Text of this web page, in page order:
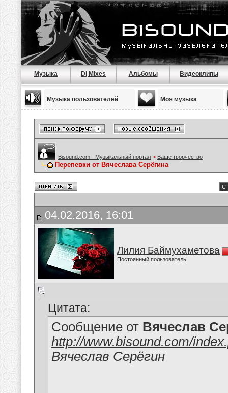
Музыка Dj Mixes Альбомы Видеоклипы
Музыка пользователей Моя музыка
Bisound.com - Музыкальный портал > Ваше творчество
Перепевки от Вячеслава Серёгина
04.02.2016, 16:01
Лилия Баймухаметова
Постоянный пользователь
Цитата:
Сообщение от Вячеслав
http://www.bisound.com/
Вячеслав Серёгин